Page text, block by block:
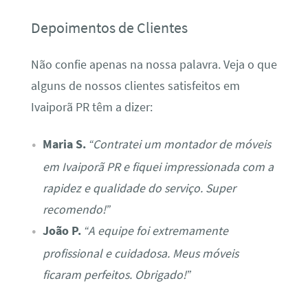
Depoimentos de Clientes
Não confie apenas na nossa palavra. Veja o que
alguns de nossos clientes satisfeitos em
Ivaiporã PR têm a dizer:
Maria S. “Contratei um montador de móveis
em Ivaiporã PR e fiquei impressionada com a
rapidez e qualidade do serviço. Super
recomendo!”
João P. “A equipe foi extremamente
profissional e cuidadosa. Meus móveis
ficaram perfeitos. Obrigado!”